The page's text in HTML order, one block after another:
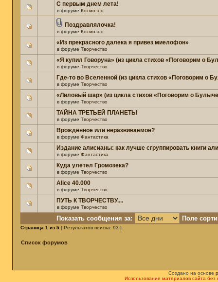
С первым днем лета!
в форуме Космозоо
Поздравлялочка!
в форуме Космозоо
«Из прекрасного далека я привез миелофон»
в форуме Творчество
«Я купил Говоруна» (из цикла стихов «Поговорим о
в форуме Творчество
Где-то во Вселенной (из цикла стихов «Поговорим о
в форуме Творчество
«Лиловый шар» (из цикла стихов «Поговорим о
в форуме Творчество
ТАЙНА ТРЕТЬЕЙ ПЛАНЕТЫ
в форуме Творчество
Врождённое или неразвиваемое?
в форуме Фантастика
Издание алисианы: как лучше сгруппировать книги
в форуме Фантастика
Куда улетел Громозека?
в форуме Творчество
Alice 40.000
в форуме Творчество
ПУТЬ К ТВОРЧЕСТВУ....
в форуме Творчество
Показать сообщения за: Поле
Страница 1 из 5 [ Результатов поиска: 93 ]
Список форумов
Создано на основе
Использование материалов сайта